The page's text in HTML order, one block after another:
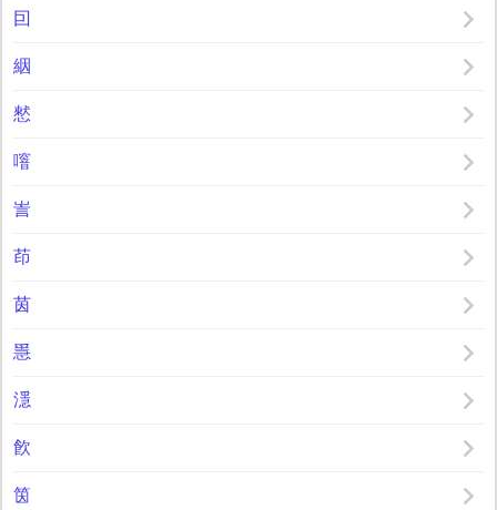
囙
絪
憖
噾
訔
茚
茵
㥯
濦
飮
筃